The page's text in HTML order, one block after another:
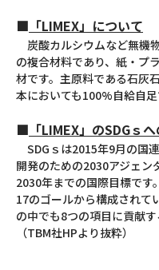
■ 「LIMEX」について
炭酸カルシウムなど無機
の複合材料であり、紙・プ
材です。主原料である石灰
本においても100%自給自足
■ 「LIMEX」のSDGｓ
SDGｓは2015年9月の国
開発のための2030アジェン
2030年までの国際目標です
17のゴールから構成されて
の中でも8つの項目に貢献す
（TBM社HPより抜粋）